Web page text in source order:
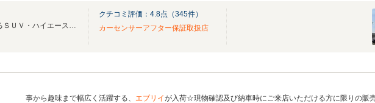
「ＩＤＯＭグループ」が運営するＳＵＶ・ハイエースをメインとしたカスタム車両直売店
クチコミ評価： 4.8点（345件）
カーセンサーアフター保証取扱店
事から趣味まで幅広く活躍する、 エブリイが入荷☆現物確認及び納車時にご来店いただける方に限りの販